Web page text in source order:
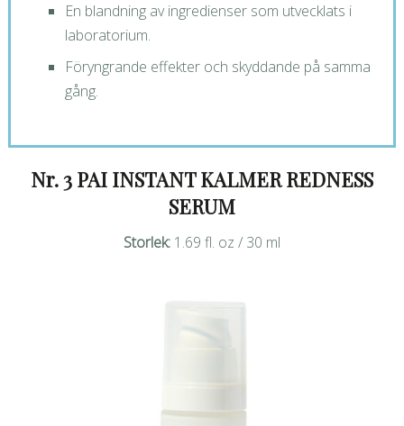
En blandning av ingredienser som utvecklats i
laboratorium.
Föryngrande effekter och skyddande på samma
gång.
Nr. 3 PAI INSTANT KALMER REDNESS
SERUM
Storlek: 1.69 fl. oz / 30 ml